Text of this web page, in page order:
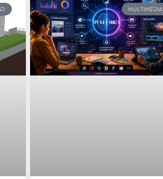
MULTIMÉDIA